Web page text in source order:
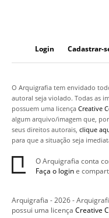
Login Cadastrar-
O Arquigrafia tem envidado
autoral seja violado. Todas as
possuem uma licença Creative
algum arquivo/imagem que,
seus direitos autorais, clique
para que a situação seja
O Arquigrafia conta
Faça o logine
Arquigrafia - 2026 -
possui uma licença Creative